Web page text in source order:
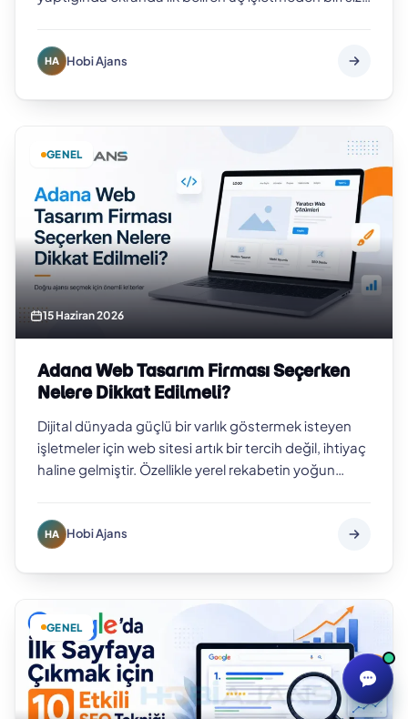
HA Hobi Ajans
GENEL
15 Haziran 2026
Adana Web Tasarım Firması Seçerken
Nelere Dikkat Edilmeli?
Dijital dünyada güçlü bir varlık göstermek isteyen
işletmeler için web sitesi artık bir tercih değil, ihtiyaç
haline gelmiştir. Özellikle yerel rekabetin yoğun
HA Hobi Ajans
GENEL